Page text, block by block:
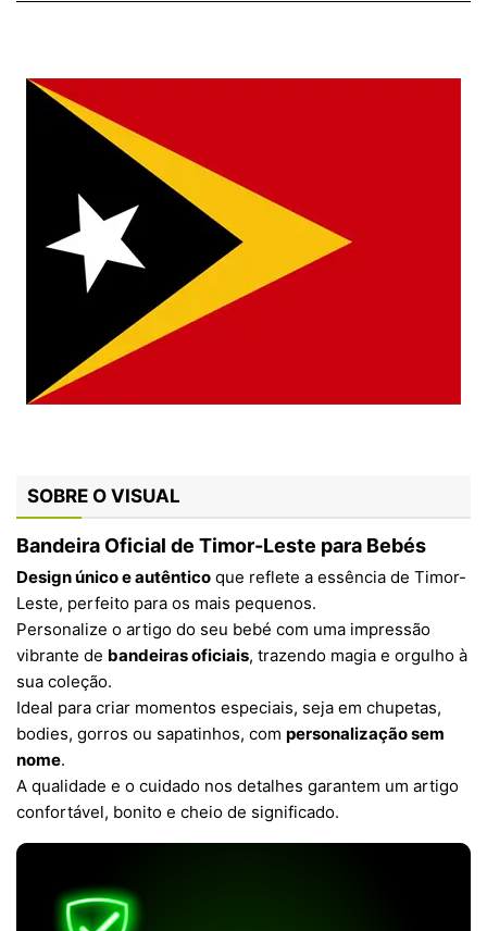
SOBRE O VISUAL
Bandeira Oficial de Timor-Leste para Bebés
Design único e autêntico que reflete a essência de Timor-
Leste, perfeito para os mais pequenos.
Personalize o artigo do seu bebé com uma impressão
vibrante de bandeiras oficiais, trazendo magia e orgulho à
sua coleção.
Ideal para criar momentos especiais, seja em chupetas,
bodies, gorros ou sapatinhos, com personalização sem
nome.
A qualidade e o cuidado nos detalhes garantem um artigo
confortável, bonito e cheio de significado.